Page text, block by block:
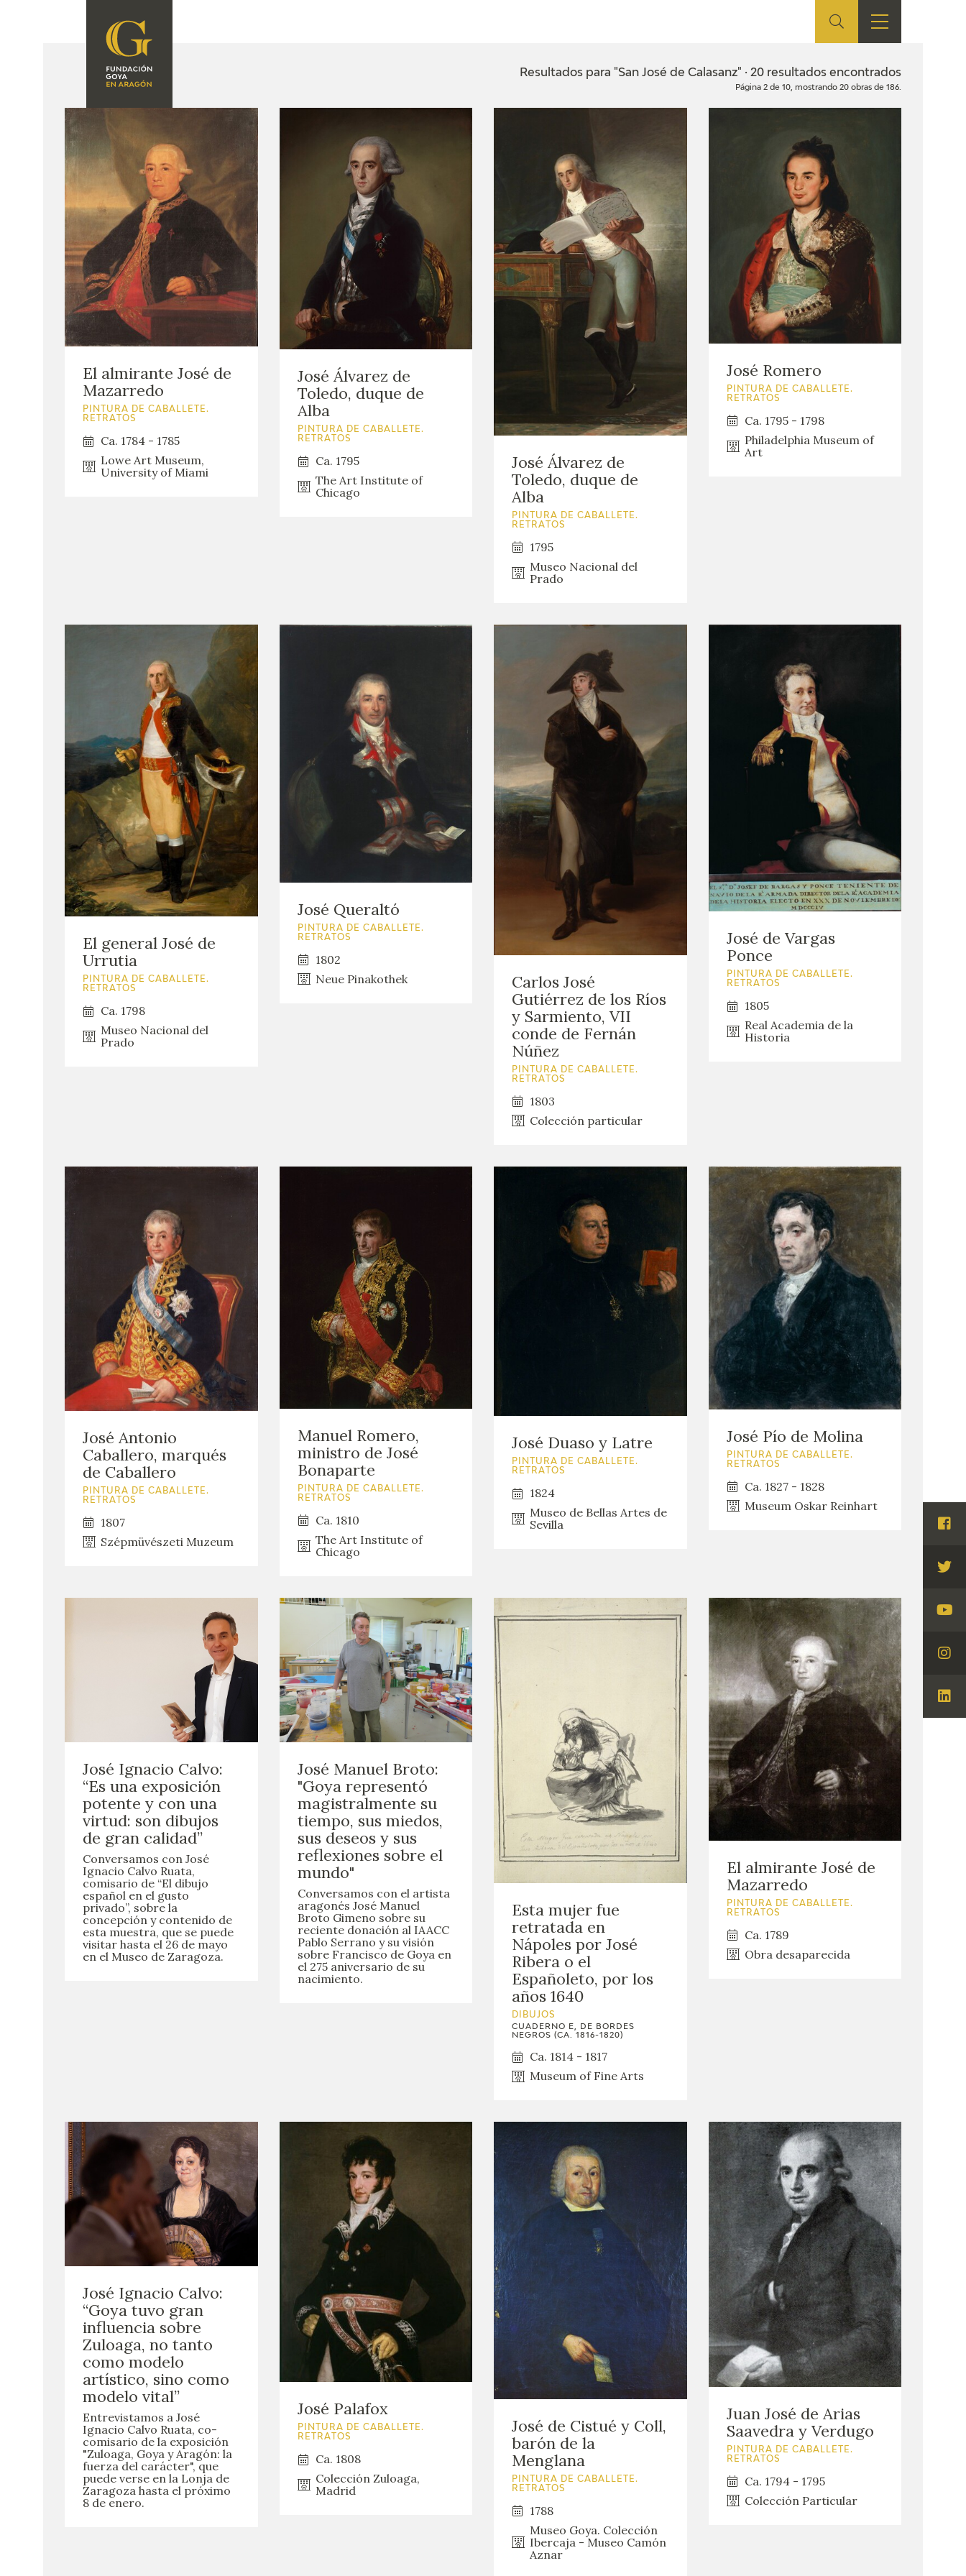
FUNDACIÓN
INVESTIGACIÓN Y
DOCUMENTACIÓN
ACCIÓN
SEDE
CONTACTO
ACTIVIDADES
PRENSA
BLOG CUADERNO
ITALIANO
FRANCISCO DE GOYA
GOYA EN EL MUNDO
GOYA EN ARAGÓN
PREMIO ARAGÓN
EDICIONES TIENDA EDUCA
RECURSOS
EDUCATIVOS
FICHAS ARASAAC
Resultados para "San José de Calasanz" · 20 resultados encontrados
Página 2 de 10, mostrando 20 obras de 186.
El almirante José de
Mazarredo
PINTURA DE CABALLETE.
RETRATOS
Ca. 1784 - 1785
Lowe Art Museum,
University of Miami
José Álvarez de
Toledo, duque de
Alba
PINTURA DE CABALLETE.
RETRATOS
Ca. 1795
The Art Institute of
Chicago
José Álvarez de
Toledo, duque de
Alba
PINTURA DE CABALLETE.
RETRATOS
1795
Museo Nacional del
Prado
José Romero
PINTURA DE CABALLETE.
RETRATOS
Ca. 1795 - 1798
Philadelphia Museum of
Art
El general José de
Urrutia
PINTURA DE CABALLETE.
RETRATOS
Ca. 1798
Museo Nacional del
Prado
José Queraltó
PINTURA DE CABALLETE.
RETRATOS
1802
Neue Pinakothek
Carlos José
Gutiérrez de los Ríos
y Sarmiento, VII
conde de Fernán
Núñez
PINTURA DE CABALLETE.
RETRATOS
1803
Colección particular
José de Vargas
Ponce
PINTURA DE CABALLETE.
RETRATOS
1805
Real Academia de la
Historia
José Antonio
Caballero, marqués
de Caballero
PINTURA DE CABALLETE.
RETRATOS
1807
Szépmüvészeti Muzeum
Manuel Romero,
ministro de José
Bonaparte
PINTURA DE CABALLETE.
RETRATOS
Ca. 1810
The Art Institute of
Chicago
José Duaso y Latre
PINTURA DE CABALLETE.
RETRATOS
1824
Museo de Bellas Artes de
Sevilla
José Pío de Molina
PINTURA DE CABALLETE.
RETRATOS
Ca. 1827 - 1828
Museum Oskar Reinhart
José Ignacio Calvo:
“Es una exposición
potente y con una
virtud: son dibujos
de gran calidad”
Conversamos con José
Ignacio Calvo Ruata,
comisario de “El dibujo
español en el gusto
privado”, sobre la
concepción y contenido de
esta muestra, que se puede
visitar hasta el 26 de mayo
en el Museo de Zaragoza.
José Manuel Broto:
"Goya representó
magistralmente su
tiempo, sus miedos,
sus deseos y sus
reflexiones sobre el
mundo"
Conversamos con el artista
aragonés José Manuel
Broto Gimeno sobre su
reciente donación al IAACC
Pablo Serrano y su visión
sobre Francisco de Goya en
el 275 aniversario de su
nacimiento.
Esta mujer fue
retratada en
Nápoles por José
Ribera o el
Españoleto, por los
años 1640
DIBUJOS
CUADERNO E, DE BORDES
NEGROS (CA. 1816-1820)
Ca. 1814 - 1817
Museum of Fine Arts
El almirante José de
Mazarredo
PINTURA DE CABALLETE.
RETRATOS
Ca. 1789
Obra desaparecida
José Ignacio Calvo:
“Goya tuvo gran
influencia sobre
Zuloaga, no tanto
como modelo
artístico, sino como
modelo vital”
Entrevistamos a José
Ignacio Calvo Ruata, co-
comisario de la exposición
"Zuloaga, Goya y Aragón: la
fuerza del carácter", que
puede verse en la Lonja de
Zaragoza hasta el próximo
8 de enero.
José Palafox
PINTURA DE CABALLETE.
RETRATOS
Ca. 1808
Colección Zuloaga,
Madrid
José de Cistué y Coll,
barón de la
Menglana
PINTURA DE CABALLETE.
RETRATOS
1788
Museo Goya. Colección
Ibercaja - Museo Camón
Aznar
Juan José de Arias
Saavedra y Verdugo
PINTURA DE CABALLETE.
RETRATOS
Ca. 1794 - 1795
Colección Particular